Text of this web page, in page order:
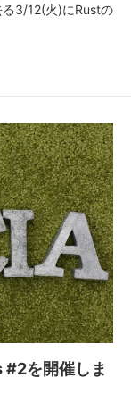
3/12(火)にRustの
を開催しま